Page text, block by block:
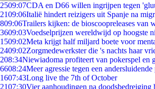
2509:07CDA en D66 willen ingrijpen tegen
2109:06Italië hindert reizigers uit Spanje na
809:06Trailers kijken: de bioscoopreleases van
3609:03Voedselprijzen wereldwijd op hoogste
1509:02Meta krijgt half miljard boete voor
2409:02Zorgmedewerkster die 's nachts haar
208:34Niewiadoma profiteert van pokerspel en
6608:24Meer agressie tegen een
1607:43Long live the 7th of October
2107:30Vier aanhoudingen na doodsbedreiging